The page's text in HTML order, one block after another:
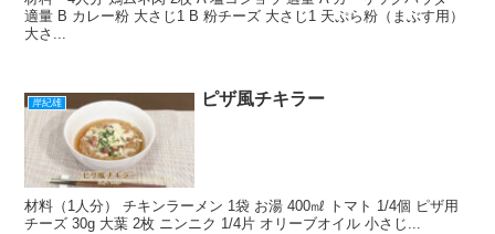
適量 B カレー粉 大さじ1 B 粉チーズ 大さじ1 天ぷら粉（まぶす用）
大さ...
岸紀雄 ピザ風チキラー
材料（1人分） チキンラーメン 1袋 お湯 400㎖ トマト 1/4個 ピザ用
チーズ 30g 大葉 2枚 ニンニク 1/4片 オリーブオイル 小さじ...